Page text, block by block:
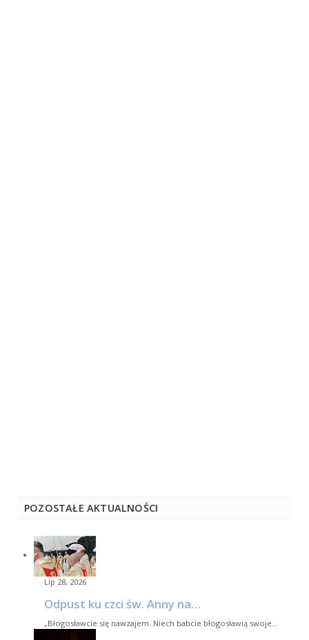
POZOSTAŁE AKTUALNOŚCI
Lip 28, 2026
Odpust ku czci św. Anny na…
„Błogosławcie się nawzajem. Niech babcie błogosławią swoje…